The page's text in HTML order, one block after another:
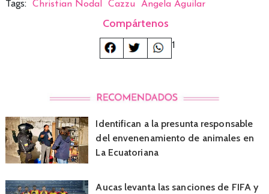
Tags: Christian Nodal Cazzu Ángela Aguilar
Compártenos
1
Identifican a la presunta responsable
del envenenamiento de animales en
La Ecuatoriana
Aucas levanta las sanciones de FIFA y